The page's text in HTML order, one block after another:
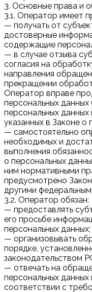
3. Основные права и
3.1. Оператор имеет
— получать от
достоверные
содержащие
— в случае отзыва
согласия на
направления
прекращении
Оператор вправе
персональных данных
персональных данных
указанных в Законе о
— самостоятельно
необходимых и
выполнения
о персональных
ним нормативными
предусмотрено
другими
3.2. Оператор обязан:
— предоставлять
его просьбе
персональных данных;
— организовывать
порядке,
законодательством
— отвечать на
персональных данных
соответствии с